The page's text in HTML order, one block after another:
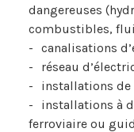
dangereuses
combustibles,
canalisations
réseau
installations
installations à
ferroviaire ou